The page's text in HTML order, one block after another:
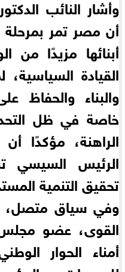
وأشار النائب
أن مصر تمر
أبنائها مزيدًا
القيادة
والبناء والحفاظ
خاصة في ظل
الراهنة، مؤكدًا
الرئيس السيسي
تحقيق التنمية
وفي سياق متصل،
القوى، عضو
أمناء الحوار